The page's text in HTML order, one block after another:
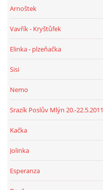
Arnoštek
Vavřík - Kryštůfek
Elinka - plzeňačka
Sisi
Nemo
Srazík Poslův Mlýn 20.-22.5.2011
Kačka
Jolinka
Esperanza